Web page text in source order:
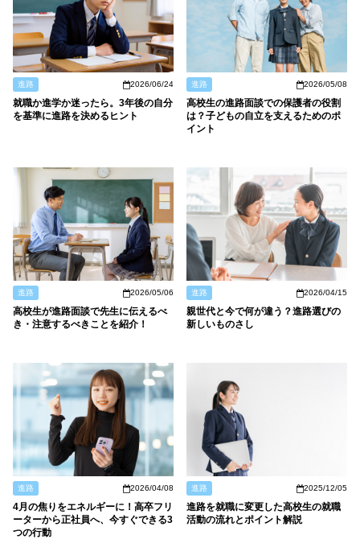
進路 2026/06/24
就職か進学か迷ったら。3年後の自分
を基準に進路を決めるヒント
進路 2026/05/08
高校生の進路面談での保護者の役割
は？子どもの自立を支えるためのポ
イント
進路 2026/05/06
高校生が進路面談で先生に伝えるべ
き・注意するべきことを紹介！
進路 2026/04/15
親世代と今で何が違う？進路選びの
新しいものさし
進路 2026/04/08
4月の焦りをエネルギーに！高卒フリ
ーターから正社員へ、今すぐできる3
つの行動
進路 2025/12/05
進路を就職に変更した高校生の就職
活動の流れとポイント解説